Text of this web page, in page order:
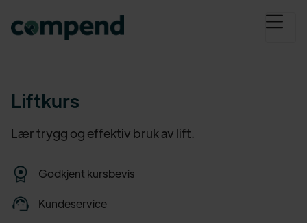
Liftkurs
Lær trygg og effektiv bruk av lift.
Godkjent kursbevis
Kundeservice